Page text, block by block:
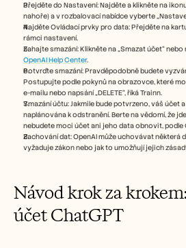
Přejděte do Nastavení: Najděte a klikněte na
nahoře) a v rozbalovací nabídce vyberte
Najděte Ovládací prvky pro data: Přejděte na
rámci nastavení.
Zahajte smazání: Klikněte na „Smazat účet“
OpenAI Help Center.
Potvrďte smazání: Pravděpodobně budete
Postupujte podle pokynů na obrazovce, které
e-mailu nebo napsání „DELETE“, říká Trainn.
Smazání účtu: Jakmile bude potvrzeno, váš účet
naplánována k odstranění. Berte na vědomí, že
nebudete moci účet ani jeho data obnovit, podle
Zachování dat: OpenAI může uchovávat některá
vyžaduje zákon nebo jak to umožňují jejich
Návod krok za
účet ChatGPT
Customer Stories
Help Center
Careers
Customer Success
Training
See more